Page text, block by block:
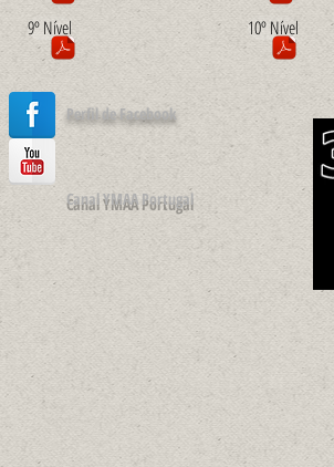
9º Nível 10º Nível
Perfil de Facebook
Canal YMAA Portugal